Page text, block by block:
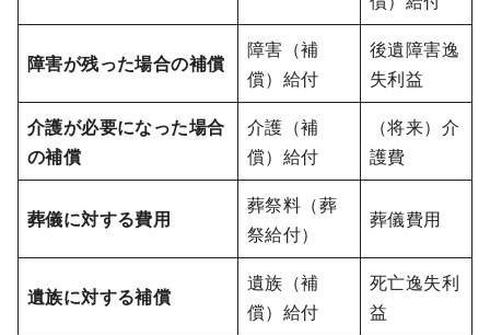
障害が残った場合の補償
障害（補
償）給付
後遺障害逸
失利益
介護が必要になった場合
の補償
介護（補
償）給付
（将来）介
護費
葬儀に対する費用
葬祭料（葬
祭給付）
葬儀費用
遺族に対する補償
遺族（補
償）給付
死亡逸失利
益